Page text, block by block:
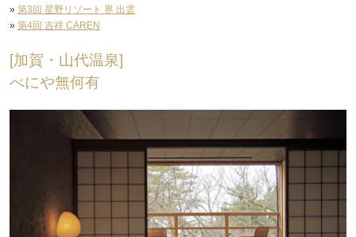
» 第3回 星野リゾート 界 出雲
» 第4回 吉祥 CAREN
[加賀・山代温泉]
べにや無何有